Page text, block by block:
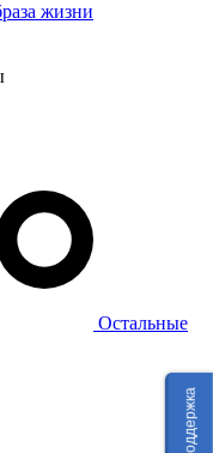
жизни
Остальные